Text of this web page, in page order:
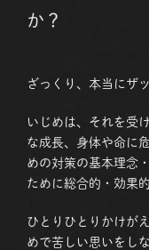
か？
ざっくり、本当にザ
いじめは、それを受
な成長、身体や命に
めの対策の基本理念
ために総合的・効果
ひとりひとりかけが
めで苦しい思いをし